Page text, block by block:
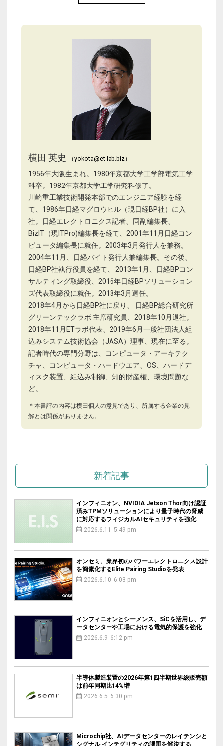
横田 英史 （yokota@et-lab.biz）
1956年大阪生まれ。1980年京都大学工学部電気工学
科卒。1982年京都大学工学研究科修了。
川崎重工業技術開発本部でのエンジニア経験を経
て、1986年日経マグロウヒル（現日経BP社）に入
社。日経エレクトロニクス記者、同副編集長、
BizIT（現ITPro)編集長を経て、2001年11月日経コン
ピュータ編集長に就任。2003年3月発行人を兼務。
2004年11月、日経バイト発行人兼編集長。その後、
日経BP社執行役員を経て、 2013年1月、日経BPコン
サルティング取締役、2016年日経BPソリューション
ズ代表取締役に就任。2018年3月退任。
2018年4月から日経BP社に戻り、 日経BP総合研究所
グリーンテックラボ 主席研究員、2018年10月退社。
2018年11月ETラボ代表、2019年6月一般社団法人組
込みシステム技術協会（JASA）理事、現在に至る。
記者時代の専門分野は、コンピュータ・アーキテク
チャ、コンピュータ・ハードウエア、OS、ハードデ
ィスク装置、組込み制御、知的財産権、環境問題な
ど。
＊本書評の内容は横田個人の意見であり、所属する企業の見
解とは関係がありません。
新着記事
インフィニオン、NVIDIA Jetson Thor向け認証
済みTPMソリューションにより量子時代の脅威
に対応するフィジカルAIセキュリティを強化
2026.6.11 5:49 pm
オンセミ、業界初のパワーエレクトロニクス設計
を簡素化するElite Pairing Studioを発表
2026.6.10 6:03 pm
インフィニオンとシーメンス、SiCを活用し、デ
ータセンターや工場における電気的保護を強化
2026.6.9 6:12 pm
半導体製造装置の2026年第1四半期世界総販売額
は前年同期比14%増
2026.6.5 6:30 pm
Microchip社、AIデータセンターのレイテンシと
シグナル インテグリティの課題を解決する